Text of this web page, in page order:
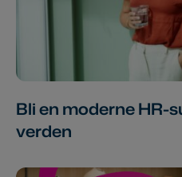
Bli en moderne HR-
verden